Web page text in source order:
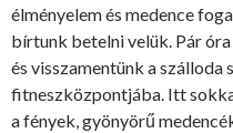
élményelem és medence
bírtunk betelni velük. Pár
és visszamentünk a szálloda
fitneszközpontjába. Itt
a fények, gyönyörű